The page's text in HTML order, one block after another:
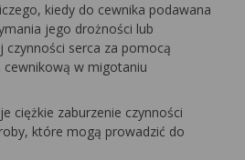
kiedy do cewnika podawana
jego drożności lub
czynności serca za pomocą
w migotaniu
ciężkie zaburzenie czynności
które mogą prowadzić do